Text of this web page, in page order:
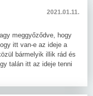
2021.01.11.
meggyőződve, hogy
itt van-e az ideje a
bármelyik illik rád és
talán itt az ideje tenni